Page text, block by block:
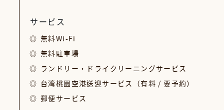
サービス
無料Wi-Fi
無料駐車場
ランドリー・ドライクリーニングサービス
台湾桃園空港送迎サービス（有料 / 要予約）
郵便サービス